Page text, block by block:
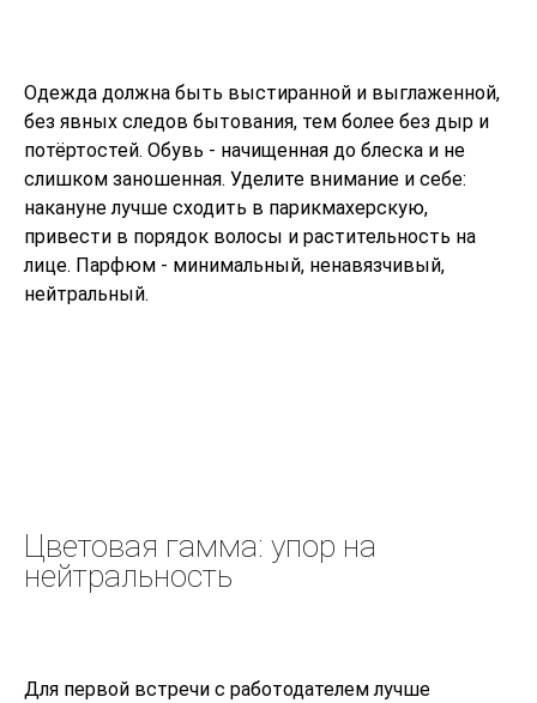
Одежда должна быть выстиранной и выглаженной,
без явных следов бытования, тем более без дыр и
потёртостей. Обувь - начищенная до блеска и не
слишком заношенная. Уделите внимание и себе:
накануне лучше сходить в парикмахерскую,
привести в порядок волосы и растительность на
лице. Парфюм - минимальный, ненавязчивый,
нейтральный.
Цветовая гамма: упор на
нейтральность
Для первой встречи с работодателем лучше